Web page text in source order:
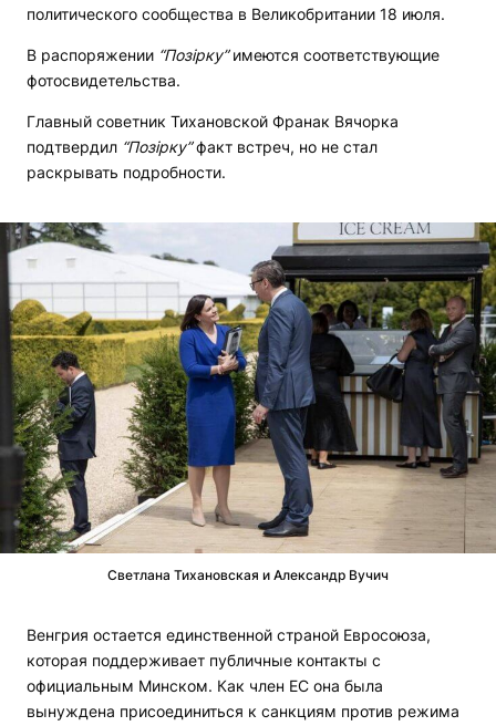
политического сообщества в Великобритании 18 июля.
В распоряжении “Позірку”имеются соответствующие
фотосвидетельства.
Главный советник Тихановской Франак Вячорка
подтвердил “Позірку”факт встреч, но не стал
раскрывать подробности.
Светлана Тихановская и Александр Вучич
Венгрия остается единственной страной Евросоюза,
которая поддерживает публичные контакты с
официальным Минском. Как член ЕС она была
вынуждена присоединиться к санкциям против режима